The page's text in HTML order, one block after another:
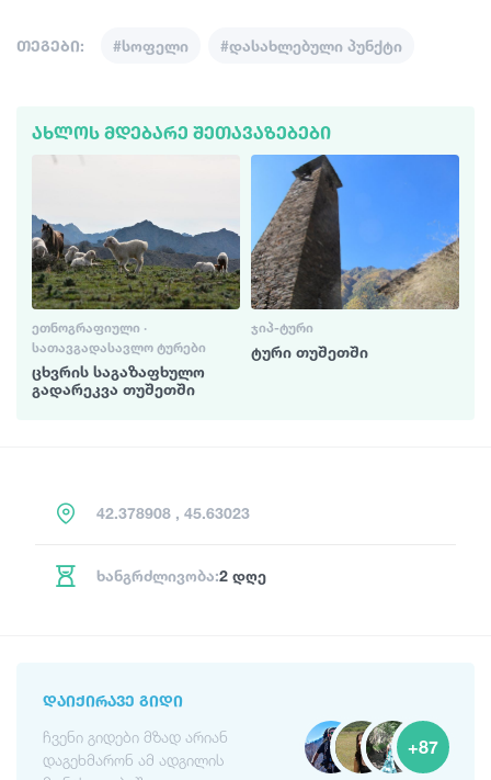
თეგები: #სოფელი #დასახლებული პუნქტი
ᲐᲮᲚᲝᲡ ᲛᲓᲔᲑᲐᲠᲔ ᲨᲔᲗᲐᲕᲐᲖᲔᲑᲔᲑᲘ
ᲔᲗᲜᲝᲒᲠᲐᲤᲘᲣᲚᲘ ·
ᲡᲐᲗᲐᲕᲒᲐᲓᲐᲡᲐᲕᲚᲝ ᲢᲣᲠᲔᲑᲘ
ცხვრის საგაზაფხულო
გადარეკვა თუშეთში
ᲯᲘᲞ-ᲢᲣᲠᲘ
ტური თუშეთში
42.378908 , 45.63023
ხანგრძლივობა:2 დღე
ᲓᲐᲘᲥᲘᲠᲐᲕᲔ ᲒᲘᲓᲘ
ჩვენი გიდები მზად არიან
დაგეხმარონ ამ ადგილის
+87